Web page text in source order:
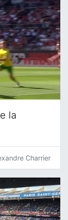
la
Charrier